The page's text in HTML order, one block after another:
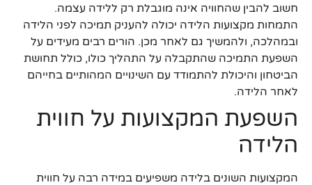
חשוב להבין שהחוויה אינה מוגבלת רק ללידה עצמה.
התמחות מקצועות הלידה יכולה להעניק תמיכה לפני הלידה
ובמהלכה, ולהמשיך גם לאחר מכן. הורים רבים מעידים על
השפעת התמיכה שהתקבלה על התהליך כולו, כולל תחושת
הביטחון והיכולת להתמודד עם השינויים המהותיים בחייהם
לאחר הלידה.
השפעת המקצועות על חווית
הלידה
המקצועות השונים בלידה משפיעים במידה רבה על חווית